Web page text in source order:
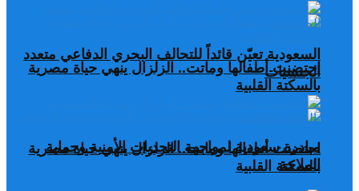
احتضنت أطفالها وماتت.. الزلزال ينهي حياة مصرية
بالسكتة القلبية
مبادرة سعودية لمواجهة التحديات الأمنية وحماية
الملاحة
السعودية تعيّن قائداً للتحالف البحري الدفاعي متعدد
الجنسيات
احتضنت أطفالها وماتت.. الزلزال ينهي حياة مصرية
بالسكتة القلبية